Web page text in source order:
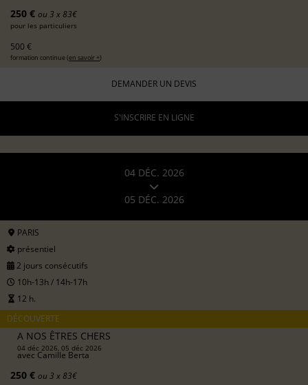
250 € ou 3 x 83€
pour les particuliers
500 €
formation continue (en savoir +)
DEMANDER UN DEVIS
S'INSCRIRE EN LIGNE
04 DÉC. 2026
05 DÉC. 2026
PARIS
présentiel
2 jours consécutifs
10h-13h / 14h-17h
12 h.
DÉCOUVERTE
A NOS ÊTRES CHERS
04 déc 2026, 05 déc 2026
avec Camille Berta
250 € ou 3 x 83€